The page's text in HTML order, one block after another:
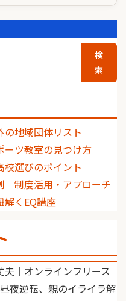
検
索
地域団体リスト
ーツ教室の見つけ方
選びのポイント
制度活用・アプローチ
解くEQ講座
｜オンラインフリース
夜逆転、親のイライラ解